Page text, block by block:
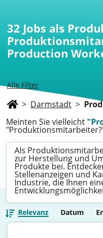
Alle Filter
32 Jobs als
Production
> Darmstadt >
Meinten Sie vielleicht
Als
zur Herstellung und
Produkte bei.
Stellenanzeigen und
Industrie, die Ihnen
Relevanz Datum